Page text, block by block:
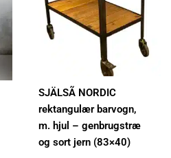
SJÄLSÃ NORDIC
rektangulær barvogn,
m. hjul – genbrugstræ
og sort jern (83×40)